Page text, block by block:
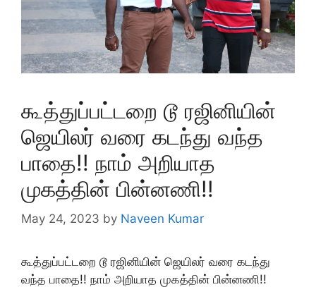
கூத்துப்பட்டறை டூ ரஜினியின்
ஜெயிலர் வரை கடந்து வந்த
பாதை!! நாம் அறியாத
முகத்தின் பின்னணி!!
May 24, 2023 by Naveen Kumar
கூத்துப்பட்டறை டூ ரஜினியின் ஜெயிலர் வரை கடந்து
வந்த பாதை!! நாம் அறியாத முகத்தின் பின்னணி!!